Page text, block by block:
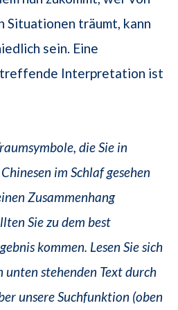
Situationen träumt, kann
sein. Eine
Interpretation ist
die Sie in
im Schlaf gesehen
Zusammenhang
Sie zu dem best
kommen. Lesen Sie sich
stehenden Text durch
unsere Suchfunktion (oben